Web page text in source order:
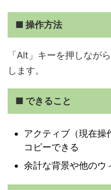
■ 操作方法
「Alt」キーを押しなが
します。
■ できること
アクティブ（現在操
コピーできる
余計な背景や他のウ